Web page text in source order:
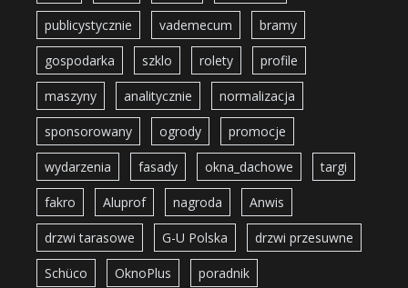
publicystycznie vademecum bramy
gospodarka szklo rolety profile
maszyny analitycznie normalizacja
sponsorowany ogrody promocje
wydarzenia fasady okna_dachowe targi
fakro Aluprof nagroda Anwis
drzwi tarasowe G-U Polska drzwi przesuwne
Schüco OknoPlus poradnik